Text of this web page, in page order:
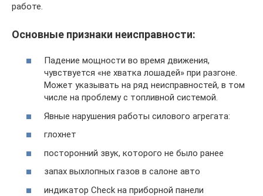
работе.
Основные признаки неисправности:
Падение мощности во время движения,
чувствуется «не хватка лошадей» при разгоне.
Может указывать на ряд неисправностей, в том
числе на проблему с топливной системой.
Явные нарушения работы силового агрегата:
глохнет
посторонний звук, которого не было ранее
запах выхлопных газов в салоне авто
индикатор Cheсk на приборной панели